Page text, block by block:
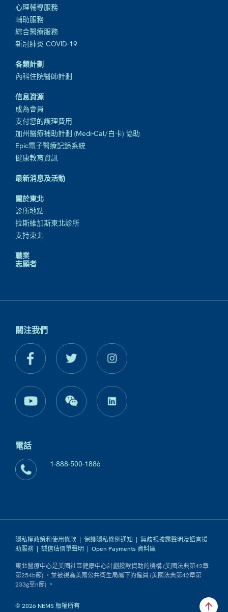
心理輔導服務
輔助服務
綜合醫療服務
新冠肺炎 COVID-19
各類計劃
內科住院醫師計劃
信息資源
成為會員
支付您的護理費用
加州醫療補助計劃 (Medi-Cal/白卡) 協助
Epic電子醫療記錄系統
健康教育資訊
最新消息及活動
關於東北
診所地點
拉斯維加斯東北診所
支持東北
職業
志願者
關注我們
電話
1-888-500-1886
隱私權政策和使用條款 | 保護隱私條例通知 | 無歧視披露聲明及語言援
助服務 | 誠信估價單聲明 | Open Payments 資料庫
東北醫療中心是美國社區健康中心計劃撥款資助的機構 (美國法典第42章
第254b節) ，並被視為美國公共衛生局屬下的僱員 (美國法典第42章第
233g至n節) 。
© 2026 NEMS 版權所有